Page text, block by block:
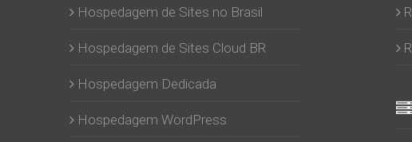
Hospedagem de Sites no Brasil
Hospedagem de Sites Cloud BR
Hospedagem Dedicada
Hospedagem WordPress